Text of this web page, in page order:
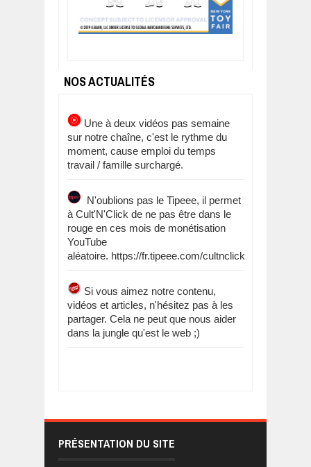
NOS ACTUALITÉS
Une à deux vidéos pas semaine
sur notre chaîne, c'est le rythme du
moment, cause emploi du temps
travail / famille surchargé.
N'oublions pas le Tipeee, il permet
à Cult'N'Click de ne pas être dans le
rouge en ces mois de monétisation
YouTube
aléatoire. https://fr.tipeee.com/cultnclick
Si vous aimez notre contenu,
vidéos et articles, n'hésitez pas à les
partager. Cela ne peut que nous aider
dans la jungle qu'est le web ;)
PRÉSENTATION DU SITE